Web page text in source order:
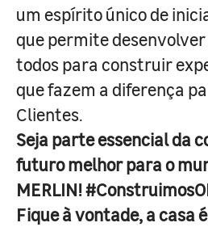
um espírito único de
que permite
todos para construir
que fazem a diferença
Clientes.
Seja parte essencial da
futuro melhor para o
MERLIN!
Fique à vontade, a casa